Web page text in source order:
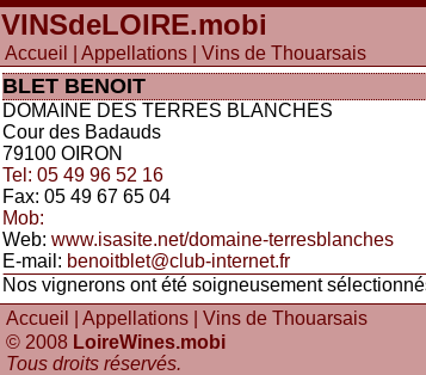
VINSdeLOIRE.mobi
Accueil Appellations | Vins de Thouarsais
BLET BENOIT
DOMAINE DES TERRES BLANCHES
Cour des Badauds
79100 OIRON
Tel: 05 49 96 52 16
Fax: 05 49 67 65 04
Mob:
Web: www.isasite.net/domaine-terresblanches
E-mail: benoitblet@club-internet.fr
Nos vignerons ont été soigneusement
Accueil
Appellations
| Vins de Thouarsais
© 2008 LoireWines.mobi
Tous droits réservés.